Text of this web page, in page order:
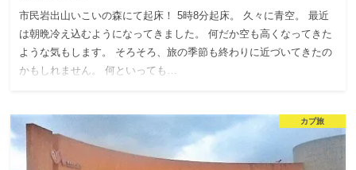
市民岩出山いこいの森にて起床！ 5時8分起床。 久々に青空。 最近
は朝晩冷え込むようになってきました。 何だか空も高くなってきた
ような気もします。 そろそろ、旅の季節も終わりに近づいてきたの
かもしれません。 何といっても…
カブ旅